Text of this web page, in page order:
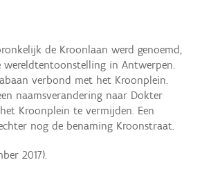
de Kroonlaan werd genoemd,
wereldtentoonstelling in Antwerpen.
verbond met het Kroonplein.
naamsverandering naar Dokter
Kroonplein te vermijden. Een
nog de benaming Kroonstraat.
2017).